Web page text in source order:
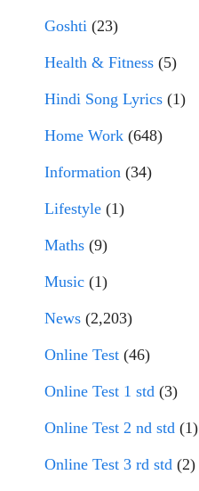
Goshti (23)
Health & Fitness (5)
Hindi Song Lyrics (1)
Home Work (648)
Information (34)
Lifestyle (1)
Maths (9)
Music (1)
News (2,203)
Online Test (46)
Online Test 1 std (3)
Online Test 2 nd std (1)
Online Test 3 rd std (2)